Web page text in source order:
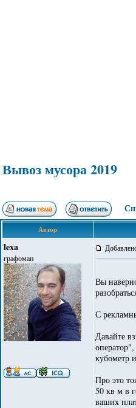
Вывоз мусора 2019
Автор
lexa
графоман
Вы
С
Давайте
кубометр
Про это
50 кв м в
ваших